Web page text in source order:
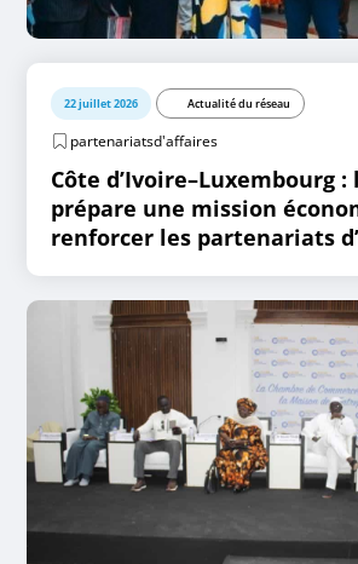
22 juillet 2026 Actualité du réseau
partenariatsd'affaires
Côte d’Ivoire–Luxembourg :
prépare une mission
renforcer les partenariats